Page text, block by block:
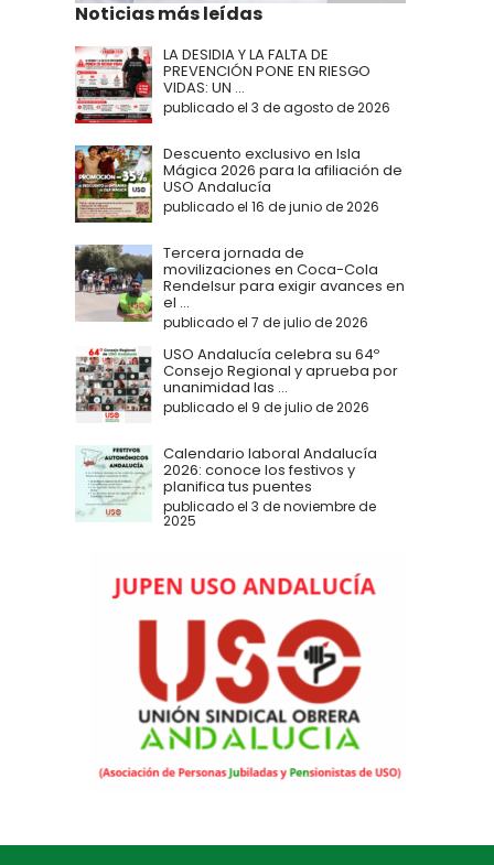
Noticias más leídas
LA DESIDIA Y LA FALTA DE
PREVENCIÓN PONE EN RIESGO
VIDAS: UN ...
publicado el 3 de agosto de 2026
Descuento exclusivo en Isla
Mágica 2026 para la afiliación de
USO Andalucía
publicado el 16 de junio de 2026
Tercera jornada de
movilizaciones en Coca-Cola
Rendelsur para exigir avances en
el ...
publicado el 7 de julio de 2026
USO Andalucía celebra su 64º
Consejo Regional y aprueba por
unanimidad las ...
publicado el 9 de julio de 2026
Calendario laboral Andalucía
2026: conoce los festivos y
planifica tus puentes
publicado el 3 de noviembre de
2025